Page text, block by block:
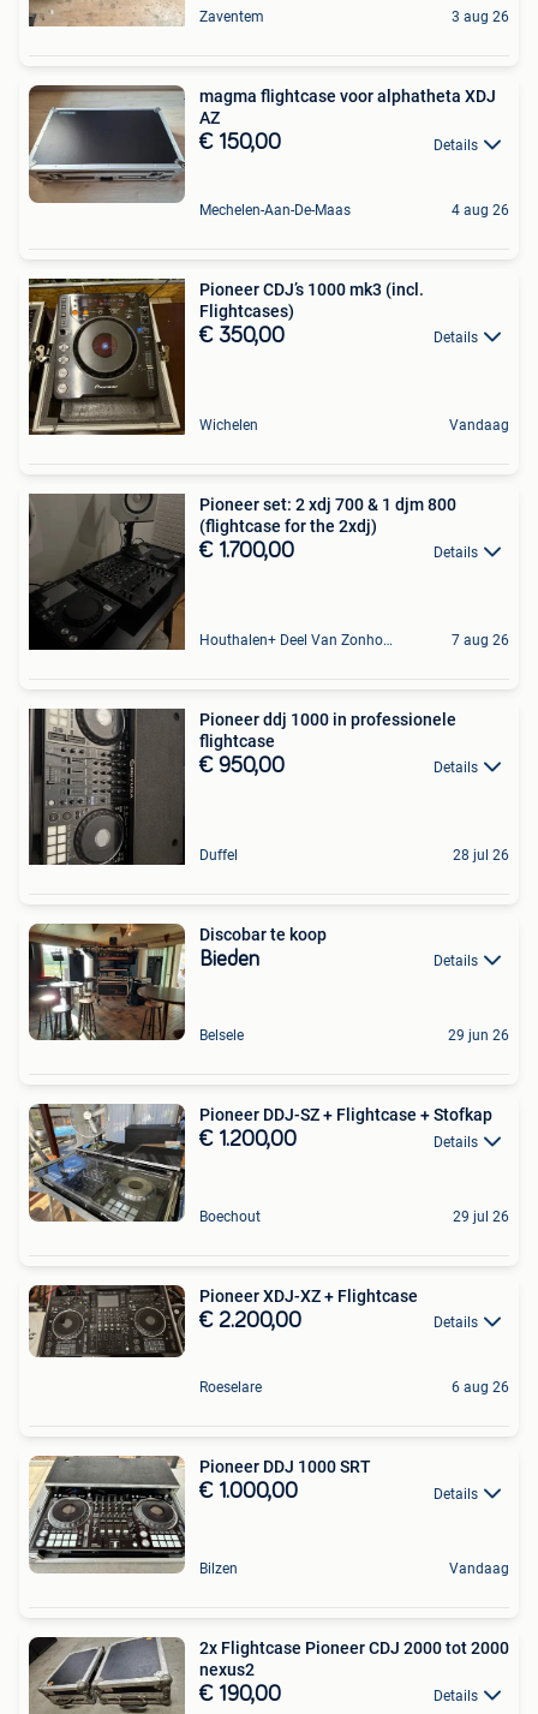
Zaventem 3 aug 26
magma flightcase voor alphatheta XDJ
AZ
€ 150,00 Details
Mechelen-Aan-De-Maas 4 aug 26
Pioneer CDJ’s 1000 mk3 (incl.
Flightcases)
€ 350,00 Details
Wichelen Vandaag
Pioneer set: 2 xdj 700 & 1 djm 800
(flightcase for the 2xdj)
€ 1.700,00 Details
Houthalen+ Deel Van Zonhoven En Zolder 7 aug 26
Pioneer ddj 1000 in professionele
flightcase
€ 950,00 Details
Duffel 28 jul 26
Discobar te koop
Bieden Details
Belsele 29 jun 26
Pioneer DDJ-SZ + Flightcase + Stofkap
€ 1.200,00 Details
Boechout 29 jul 26
Pioneer XDJ-XZ + Flightcase
€ 2.200,00 Details
Roeselare 6 aug 26
Pioneer DDJ 1000 SRT
€ 1.000,00 Details
Bilzen Vandaag
2x Flightcase Pioneer CDJ 2000 tot 2000
nexus2
€ 190,00 Details